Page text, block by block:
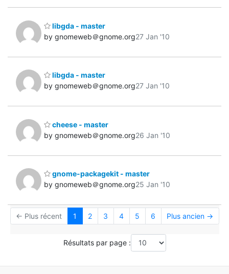
libgda - master
by gnomeweb＠gnome.org27 Jan '10
libgda - master
by gnomeweb＠gnome.org27 Jan '10
cheese - master
by gnomeweb＠gnome.org26 Jan '10
gnome-packagekit - master
by gnomeweb＠gnome.org25 Jan '10
← Plus récent 1 2 3 4 5 6 Plus ancien →
Résultats par page :